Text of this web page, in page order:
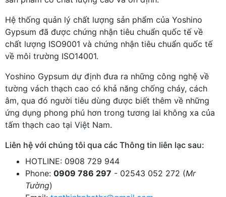
Hệ thống quản lý chất lượng sản phẩm của Yoshino
Gypsum đã được chứng nhận tiêu chuẩn quốc tế về
chất lượng ISO9001 và chứng nhận tiêu chuẩn quốc tế
về môi trường ISO14001.
Yoshino Gypsum dự định đưa ra những công nghệ về
tường vách thạch cao có khả năng chống cháy, cách
âm, qua đó người tiêu dùng được biết thêm về những
ứng dụng phong phú hơn trong tương lai không xa của
tấm thạch cao tại Việt Nam.
Liên hệ với chúng tôi qua các Thông tin liên lạc sau:
HOTLINE: 0908 729 944
Phone: 0909 786 297 - 02543 052 272 (Mr
Tường)